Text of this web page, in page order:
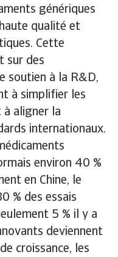
génériques
qualité et
Cette
sur des
soutien à la R&D,
à simplifier les
à aligner la
internationaux.
environ 40 %
en Chine, le
% des essais
5 % il y a
deviennent
croissance, les